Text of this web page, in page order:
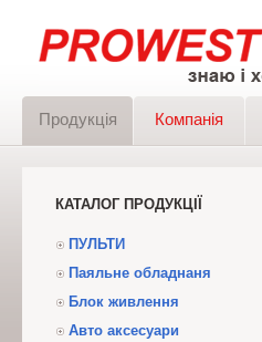
Продукція Компанія
КАТАЛОГ ПРОДУКЦІЇ
ПУЛЬТИ
Паяльне обладнаня
Блок живлення
Авто аксесуари